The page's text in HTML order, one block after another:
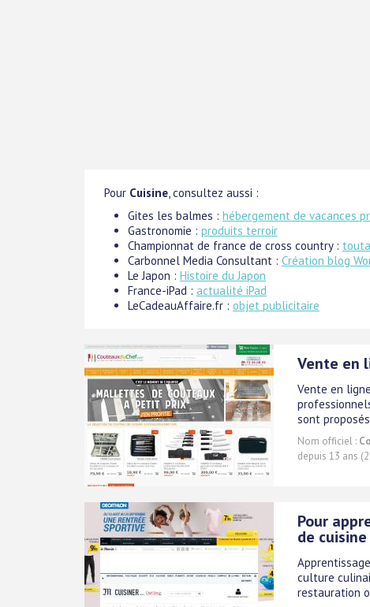
Pour Cuisine, consultez aussi :
Gites les balmes : hébergement de vacances
Gastronomie : produits terroir
Championnat de france de cross country :
Carbonnel Media Consultant : Création blog
Le Japon : Histoire du Japon
France-iPad : actualité iPad
LeCadeauAffaire.fr : objet publicitaire
Vente en
Vente en
sont
Nom officiel :
depuis 13 ans
Pour
de cuisine
culture
restauration